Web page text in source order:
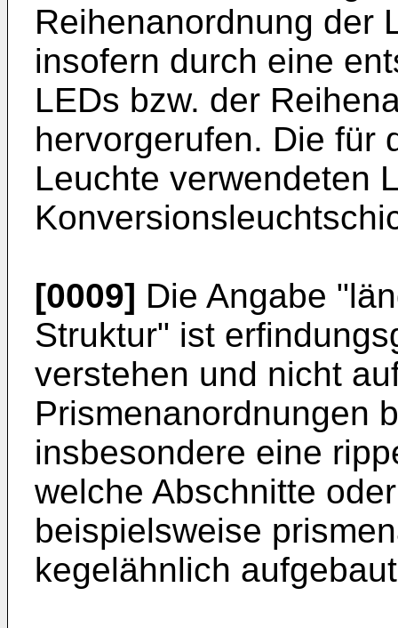
Reihenanordnung der
insofern durch eine
LEDs bzw. der
hervorgerufen. Die für
Leuchte verwendeten
[0009] Die Angabe
Struktur" ist
verstehen und nicht
Prismenanordnungen
insbesondere eine
welche Abschnitte
beispielsweise
kegelähnlich